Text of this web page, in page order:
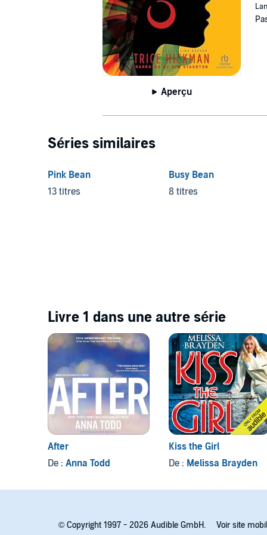
Aperçu
Séries similaires
Pink Bean
13 titres
Busy Bean
8 titres
Livre 1 dans une autre série
After
De : Anna Todd
Kiss the Girl
De : Melissa Brayden
© Copyright 1997 - 2026 Audible GmbH. Voir site